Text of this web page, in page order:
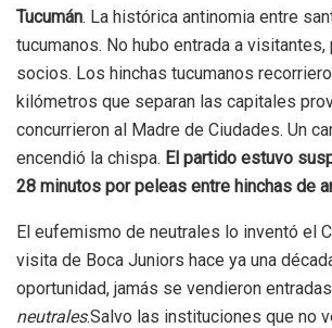
Tucumán. La histórica antinomia entre
tucumanos. No hubo entrada a visitantes,
socios. Los hinchas tucumanos
kilómetros que separan las capitales
concurrieron al Madre de Ciudades. Un
encendió la chispa. El partido estuvo
28 minutos por peleas entre hinchas de
El eufemismo de neutrales lo inventó el
visita de Boca Juniors hace ya una
oportunidad, jamás se vendieron
neutrales.Salvo las instituciones que no